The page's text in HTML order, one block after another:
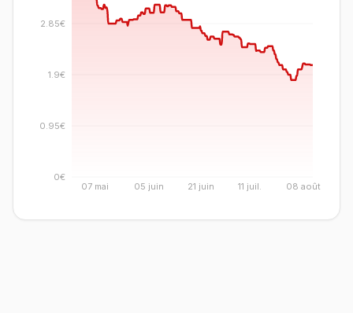
07 mai 05 juin 21 juin 11 juil. 08 août
0€
0.95€
1.9€
2.85€